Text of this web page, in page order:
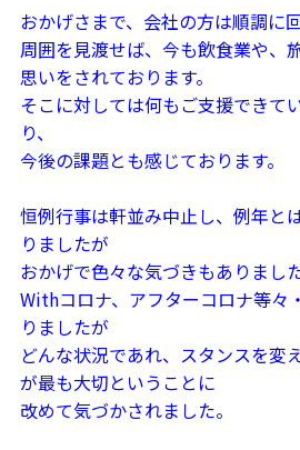
おかげさまで、会社の方は順調に
周囲を見渡せば、今も飲食業や、
思いをされております。
そこに対しては何もご支援できて
り、
今後の課題とも感じております。
恒例行事は軒並み中止し、例年と
りましたが
おかげで色々な気づきもありました
Withコロナ、アフターコロナ等々
りましたが
どんな状況であれ、スタンスを変
が最も大切ということに
改めて気づかされました。